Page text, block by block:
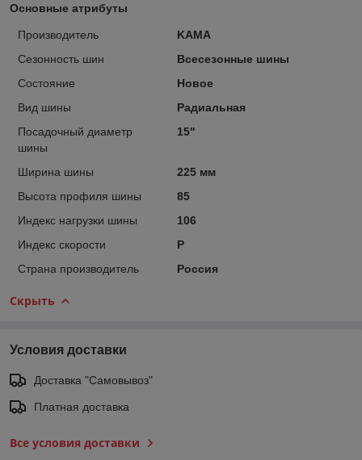
Основные атрибуты
Производитель
KAMA
Сезонность шин
Всесезонные шины
Состояние
Новое
Вид шины
Радиальная
Посадочный диаметр
шины
15"
Ширина шины
225 мм
Высота профиля шины
85
Индекс нагрузки шины
106
Индекс скорости
P
Страна производитель
Россия
Скрыть
Условия доставки
Доставка "Самовывоз"
Платная доставка
Все условия доставки